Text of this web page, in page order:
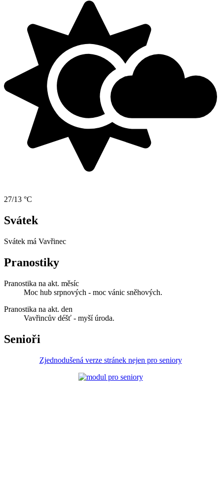
27/13 °C
Svátek
Svátek má Vavřinec
Pranostiky
Pranostika na akt. měsíc
Moc hub srpnových - moc vánic sněhových.
Pranostika na akt. den
Vavřincův déšť - myší úroda.
Senioři
Zjednodušená verze stránek nejen pro seniory